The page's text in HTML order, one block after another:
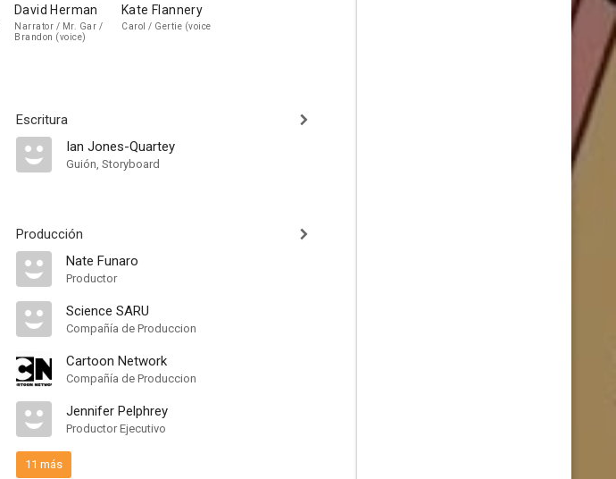
David Herman
Narrator / Mr. Gar /
Brandon (voice)
Kate Flannery
Carol / Gertie (voice)
Escritura
Ian Jones-Quartey
Guión, Storyboard
Producción
Nate Funaro
Productor
Science SARU
Compañía de Produccion
Cartoon Network
Compañía de Produccion
Jennifer Pelphrey
Productor Ejecutivo
11 más